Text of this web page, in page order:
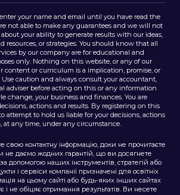
your name and email until you have read the
not able to make any guarantees and we will not
your ability to generate results with our ideas,
resources, or strategies. You should know that all
by our company are for educational and
only. Nothing on this website, or any of our
content or curriculum is a implication, promise, or
Use caution and always consult your accountant,
adviser before acting on this or any information
change, your business and finances. You are
actions and results. By registering on this
attempt to hold us liable for your decisions, actions
at any time, under any circumstance.
контактну інформацію, доки не прочитаєте
не даємо жодних гарантій, що ви досягнете
допомогою наших інструментів, стратегій або
і сервіси компанії призначені для освітніх
на цьому сайті або будь-яких інших сайтах
і не обіцяє отримання результатів. Ви несете